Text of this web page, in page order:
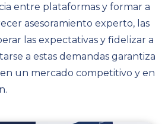
entre plataformas y formar a
asesoramiento experto, las
las expectativas y fidelizar a
a estas demandas garantiza
un mercado competitivo y en